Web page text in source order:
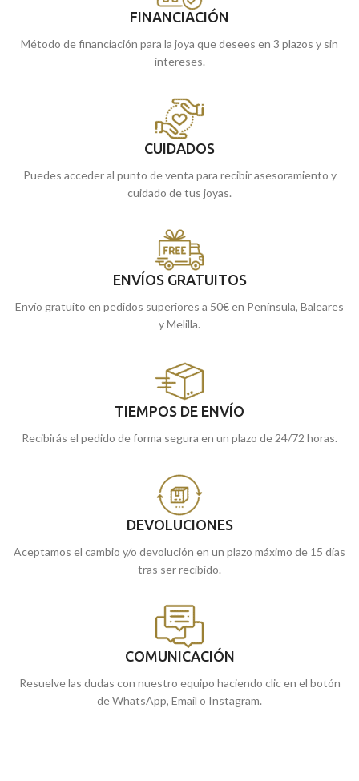
FINANCIACIÓN
Método de financiación para la joya que desees en 3 plazos y sin
intereses.
CUIDADOS
Puedes acceder al punto de venta para recibir asesoramiento y
cuidado de tus joyas.
ENVÍOS GRATUITOS
Envío gratuito en pedidos superiores a 50€ en Península, Baleares
y Melilla.
TIEMPOS DE ENVÍO
Recibirás el pedido de forma segura en un plazo de 24/72 horas.
DEVOLUCIONES
Aceptamos el cambio y/o devolución en un plazo máximo de 15 días
tras ser recibido.
COMUNICACIÓN
Resuelve las dudas con nuestro equipo haciendo clic en el botón
de WhatsApp, Email o Instagram.